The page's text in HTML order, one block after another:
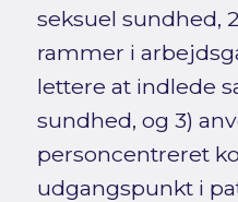
seksuel sundhed,
rammer i
lettere at indlede
sundhed, og 3)
personcentreret
udgangspunkt i